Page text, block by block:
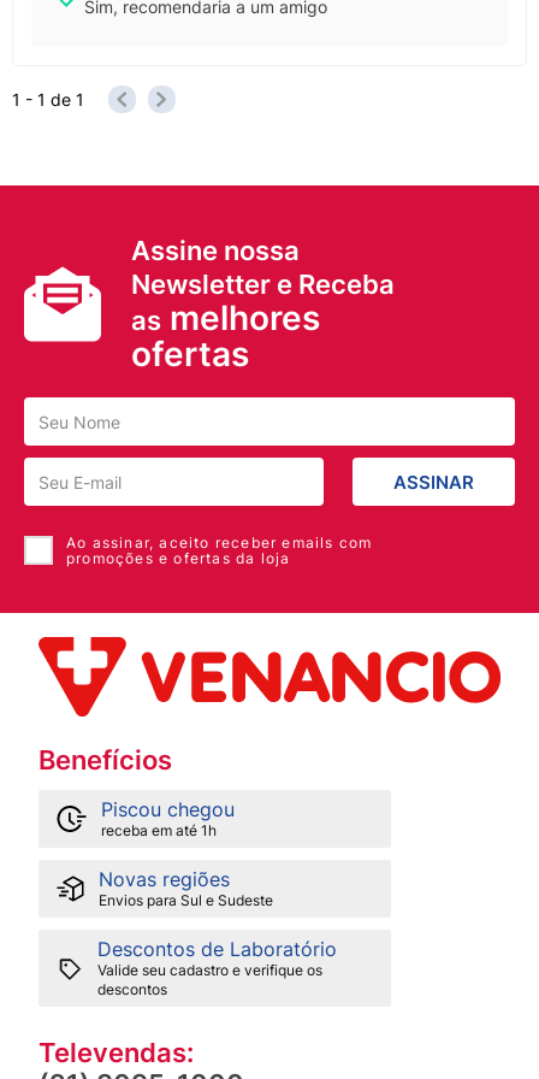
Sim, recomendaria a um amigo
1 - 1 de 1
Assine nossa
Newsletter e Receba
as melhores
ofertas
ASSINAR
Ao assinar, aceito receber emails com
promoções e ofertas da loja
Benefícios
Piscou chegou
receba em até 1h
Novas regiões
Envios para Sul e Sudeste
Descontos de Laboratório
Valide seu cadastro e verifique os
descontos
Televendas: